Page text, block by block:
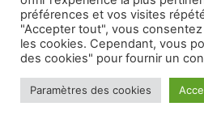
préférences et vos visites
"Accepter tout", vous consentez
les cookies. Cependant, vous
des cookies" pour fournir un
Paramètres des cookies